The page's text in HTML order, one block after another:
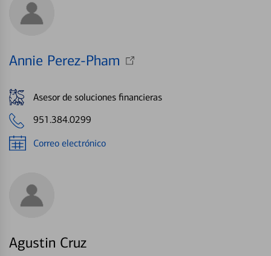
Annie Perez-Pham
Asesor de soluciones financieras
951.384.0299
Correo electrónico
Agustin Cruz